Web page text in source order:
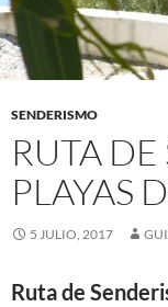
SENDERISMO
RUTA
PLAYAS
5 JULIO, 2017
Ruta de